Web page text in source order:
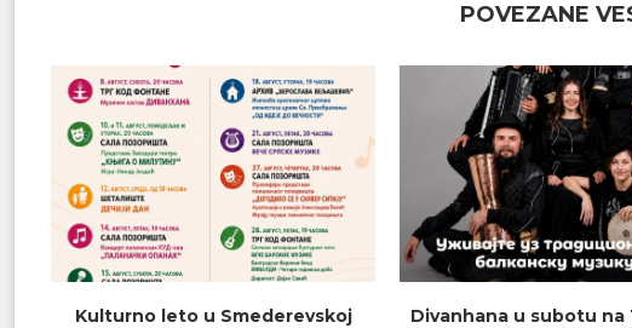
POVEZANE
Kulturno leto u Smederevskoj
Divanhana u subotu na